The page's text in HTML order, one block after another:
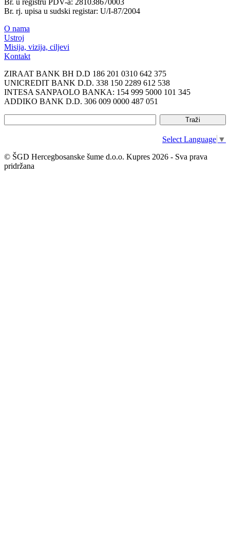
Br. u registru PDV-a: 281038670003
Br. rj. upisa u sudski registar: U/I-87/2004
O nama
Ustroj
Misija, vizija, ciljevi
Kontakt
ZIRAAT BANK BH D.D 186 201 0310 642 375
UNICREDIT BANK D.D. 338 150 2289 612 538
INTESA SANPAOLO BANKA: 154 999 5000 101 345
ADDIKO BANK D.D. 306 009 0000 487 051
Select Language ▼
© ŠGD Hercegbosanske šume d.o.o. Kupres 2026 - Sva prava
pridržana